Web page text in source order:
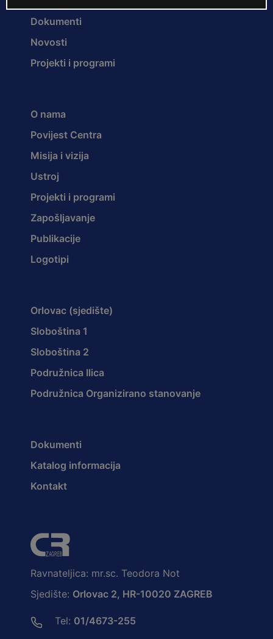
Dokumenti
Novosti
Projekti i programi
O nama
Povijest Centra
Misija i vizija
Ustroj
Projekti i programi
Zapošljavanje
Publikacije
Logotipi
Orlovac (sjedište)
Sloboština 1
Sloboština 2
Podružnica Ilica
Podružnica Organizirano stanovanje
Dokumenti
Katalog informacija
Kontakt
Ravnateljica: mr.sc. Teodora Not
Sjedište: Orlovac 2, HR-10020 ZAGREB
Tel: 01/4673-255